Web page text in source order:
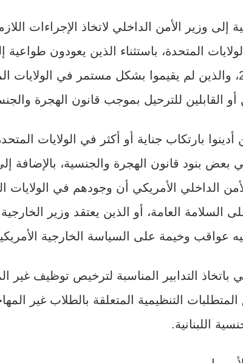
إلى وزير الأمن الداخلي لاتخاذ الإجراءات
المتحدة، باستثناء الذين يعودون طواعية
المذكرة في 26 يوليو 2024، والذين لم يقيموا بشكل مستمر في
أو القابلين للترحيل بموجب قانون الهجرة
بارتكاب جناية أو أكثر في الولايات
بعض بنود قانون الهجرة والجنسية،
الداخلي الأمريكي أن وجودهم في
السلامة العامة، أو الذين يعتقد وزير
عواقب وخيمة على السياسة الخارجية
باتخاذ التدابير المناسبة لترخيص توظيف غير
التنظيمية المتعلقة بالطلاب غير